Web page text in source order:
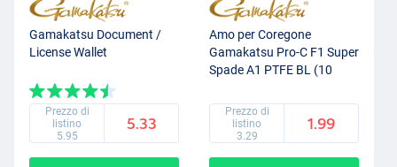
Gamakatsu Document /
License Wallet
Prezzo di
listino
5.95
5.33
Amo per Coregone
Gamakatsu Pro-C F1 Super
Spade A1 PTFE BL (10
Prezzo di
listino
3.29
1.99